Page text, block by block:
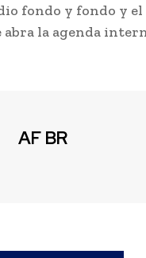
fondo y fondo y
abra la agenda
AF BR